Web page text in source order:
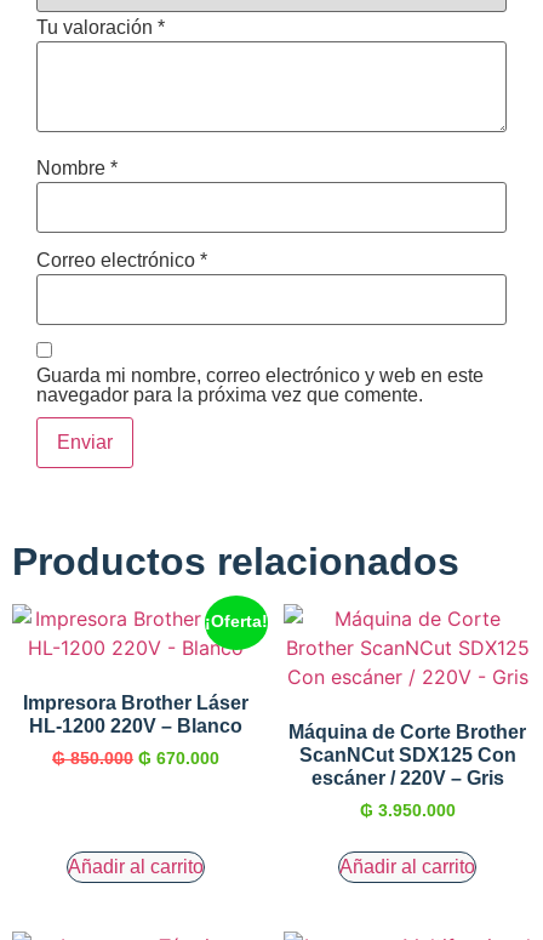
Tu valoración *
Nombre *
Correo electrónico *
Guarda mi nombre, correo electrónico y web en este
navegador para la próxima vez que comente.
Productos relacionados
¡Oferta!
Impresora Brother Láser
HL-1200 220V – Blanco
₲850.000 ₲ 670.000
Añadir al carrito
Máquina de Corte Brother
ScanNCut SDX125 Con
escáner / 220V – Gris
₲ 3.950.000
Añadir al carrito